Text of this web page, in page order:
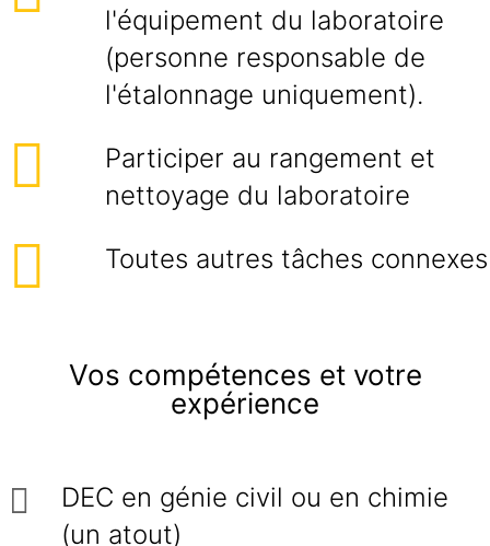
l'équipement du laboratoire
(personne responsable de
l'étalonnage uniquement).
Participer au rangement et
nettoyage du laboratoire
Toutes autres tâches connexes
Vos compétences et votre
expérience
DEC en génie civil ou en chimie
(un atout)